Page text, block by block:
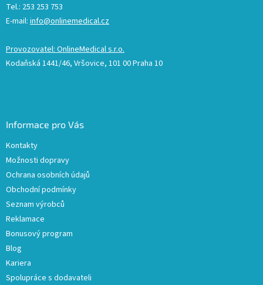
Tel.: 253 253 753
E-mail: info@onlinemedical.cz
Provozovatel: OnlineMedical s.r.o.
Kodaňská 1441/46, Vršovice, 101 00 Praha 10
Informace pro Vás
Kontakty
Možnosti dopravy
Ochrana osobních údajů
Obchodní podmínky
Seznam výrobců
Reklamace
Bonusový program
Blog
Kariera
Spolupráce s dodavateli